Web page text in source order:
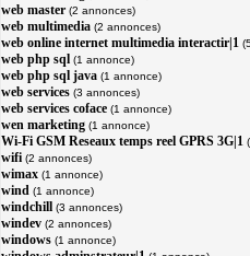
web master (2 annonces)
web multimedia (2 annonces)
web online internet multimedia interactir|1
web php sql (1 annonce)
web php sql java (1 annonce)
web services (3 annonces)
web services coface (1 annonce)
wen marketing (1 annonce)
Wi-Fi GSM Reseaux temps reel GPRS 3G|1
wifi (2 annonces)
wimax (1 annonce)
wind (1 annonce)
windchill (3 annonces)
windev (2 annonces)
windows (1 annonce)